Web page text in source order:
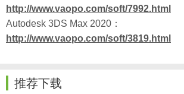
http://www.vaopo.com/soft/7992.html
Autodesk 3DS Max 2020：
http://www.vaopo.com/soft/3819.html
推荐下载